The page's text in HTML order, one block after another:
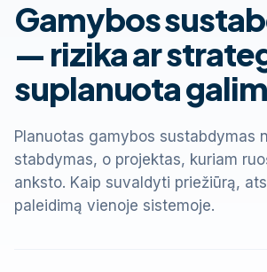
Gamybos
— rizika ar
suplanuota
Planuotas gamybos sustabdymas
stabdymas, o projektas, kuriam
anksto. Kaip suvaldyti priežiūrą,
paleidimą vienoje sistemoje.